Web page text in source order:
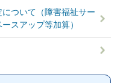
ついて（障害福祉サー
スアップ等加算）